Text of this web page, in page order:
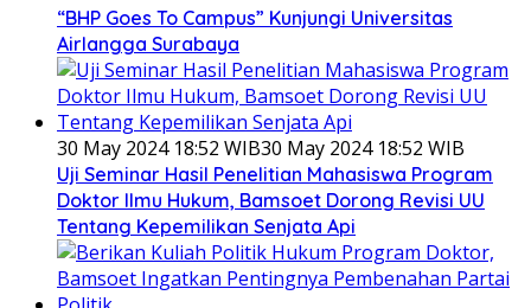
“BHP Goes To Campus” Kunjungi Universitas
Airlangga Surabaya
30 May 2024 18:52 WIB30 May 2024 18:52 WIB
Uji Seminar Hasil Penelitian Mahasiswa Program
Doktor Ilmu Hukum, Bamsoet Dorong Revisi UU
Tentang Kepemilikan Senjata Api